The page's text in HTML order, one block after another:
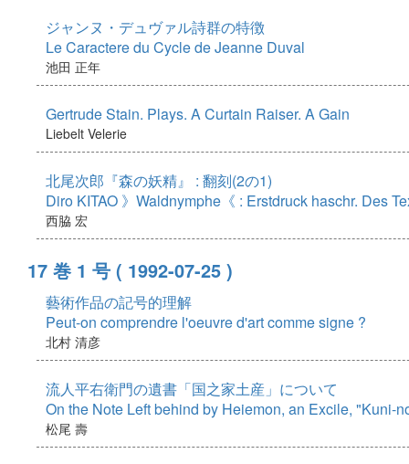
ジャンヌ・デュヴァル詩群の特徴
Le Caractere du Cycle de Jeanne Duval
池田 正年
Gertrude Stain. Plays. A Curtain Raiser. A Gain
Liebelt Velerie
北尾次郎『森の妖精』 : 翻刻(2の1)
Diro KITAO 》Waldnymphe《 : Erstdruck haschr. Des
西脇 宏
17 巻 1 号 ( 1992-07-25 )
藝術作品の記号的理解
Peut-on comprendre l'oeuvre d'art comme signe ?
北村 清彦
流人平右衛門の遺書「国之家土産」について
On the Note Left behind by Heiemon, an Excile, "Kuni-
松尾 壽